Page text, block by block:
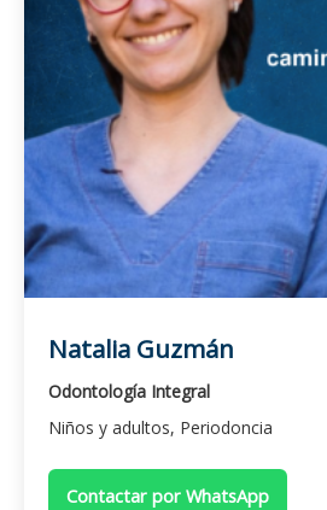
Natalia Guzmán
Odontología Integral
Niños y adultos, Periodoncia
Contactar por WhatsApp